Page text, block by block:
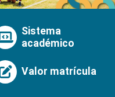
Sistema
académico
Valor matrícula